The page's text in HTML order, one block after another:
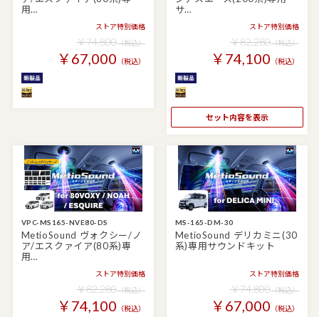
用…
ストア特別価格
￥74,800（税込）
￥67,000 （税込）
サ…
ストア特別価格
￥82,280（税込）
￥74,100 （税込）
セット内容を表示
VPC-MS165-NVE80-DS
MetioSound ヴォクシー/ノ
ア/エスクァイア(80系)専
用…
ストア特別価格
￥82,280（税込）
￥74,100 （税込）
MS-165-DM-30
MetioSound デリカミニ(30
系)専用サウンドキット
ストア特別価格
￥74,800（税込）
￥67,000 （税込）